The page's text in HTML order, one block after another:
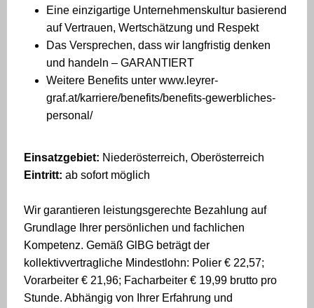
Eine einzigartige Unternehmenskultur basierend
auf Vertrauen, Wertschätzung und Respekt
Das Versprechen, dass wir langfristig denken
und handeln – GARANTIERT
Weitere Benefits unter www.leyrer-
graf.at/karriere/benefits/benefits-gewerbliches-
personal/
Einsatzgebiet: Niederösterreich, Oberösterreich
Eintritt: ab sofort möglich
Wir garantieren leistungsgerechte Bezahlung auf
Grundlage Ihrer persönlichen und fachlichen
Kompetenz. Gemäß GlBG beträgt der
kollektivvertragliche Mindestlohn: Polier € 22,57;
Vorarbeiter € 21,96; Facharbeiter € 19,99 brutto pro
Stunde. Abhängig von Ihrer Erfahrung und